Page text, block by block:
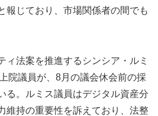
報じており、市場関係者の間でも
ィ法案を推進するシンシア・ルミ
院議員が、8月の議会休会前の採
る。ルミス議員はデジタル資産分
維持の重要性を訴えており、法整